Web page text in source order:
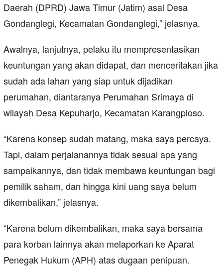
Daerah (DPRD) Jawa Timur (Jatim) asal Desa
Gondanglegi, Kecamatan Gondanglegi,” jelasnya.
Awalnya, lanjutnya, pelaku itu mempresentasikan
keuntungan yang akan didapat, dan menceritakan jika
sudah ada lahan yang siap untuk dijadikan
perumahan, diantaranya Perumahan Srimaya di
wilayah Desa Kepuharjo, Kecamatan Karangploso.
“Karena konsep sudah matang, maka saya percaya.
Tapi, dalam perjalanannya tidak sesuai apa yang
sampaikannya, dan tidak membawa keuntungan bagi
pemilik saham, dan hingga kini uang saya belum
dikembalikan,” jelasnya.
“Karena belum dikembalikan, maka saya bersama
para korban lainnya akan melaporkan ke Aparat
Penegak Hukum (APH) atas dugaan penipuan.